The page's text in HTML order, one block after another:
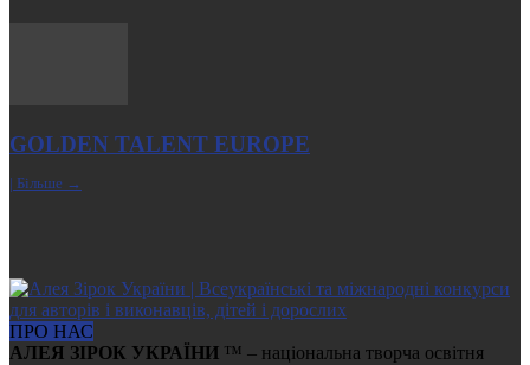
GOLDEN TALENT EUROPE
| Більше →
ПРО НАС
АЛЕЯ ЗІРОК УКРАЇНИ ™ – національна творча освітня